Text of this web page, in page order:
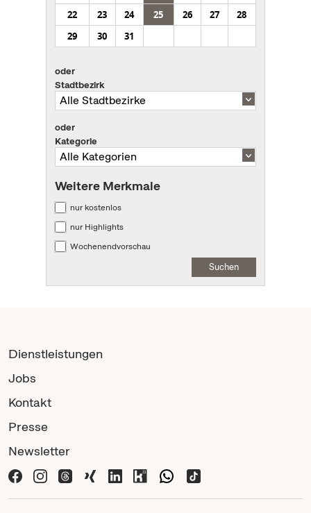
22
23 24 25 26 27
28
29
30 31
oder
Stadtbezirk
oder
Kategorie
Weitere Merkmale
nur kostenlos
nur Highlights
Wochenendvorschau
Suchen
Dienstleistungen
Jobs
Kontakt
Presse
Newsletter